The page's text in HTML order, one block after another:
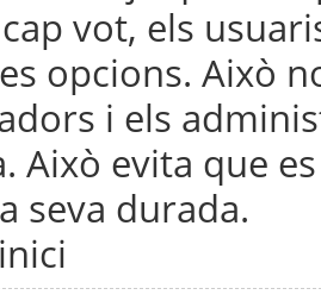
cap vot, els
opcions. Això
i els
Això evita que
seva durada.